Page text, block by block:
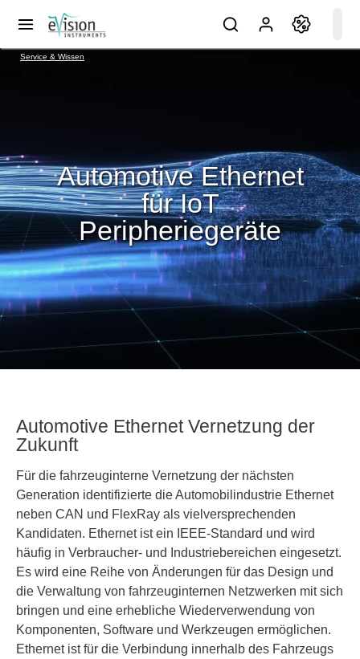
Service & Wissen
Automotive Ethernet
für IoT
Peripheriegeräte
Automotive Ethernet Vernetzung der
Zukunft
Für die fahrzeuginterne Vernetzung der nächsten
Generation identifizierte die Automobilindustrie Ethernet
neben CAN und FlexRay als vielversprechenden
Kandidaten. Ethernet ist ein IEEE-Standard und wird
häufig in Verbraucher- und Industriebereichen eingesetzt.
Es wird eine Reihe von Änderungen für das Design und
die Verwaltung von fahrzeuginternen Netzwerken mit sich
bringen und eine erhebliche Wiederverwendung von
Komponenten, Software und Werkzeugen ermöglichen.
Ethernet ist für die Verbindung innerhalb des Fahrzeugs